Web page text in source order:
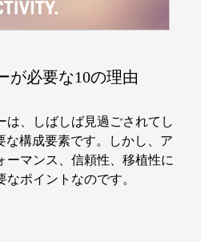
が必要な10の理由
は、しばしば見過ごされてし
な構成要素です。しかし、ア
ーマンス、信頼性、移植性に
ポイントなのです。